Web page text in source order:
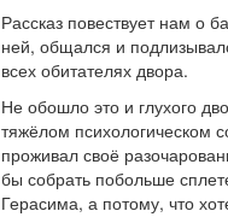
Рассказ повествует нам о
ней, общался и
всех обитателях двора.
Не обошло это и глухого
тяжёлом психологическом
проживал своё
бы собрать побольше
Герасима, а потому, что